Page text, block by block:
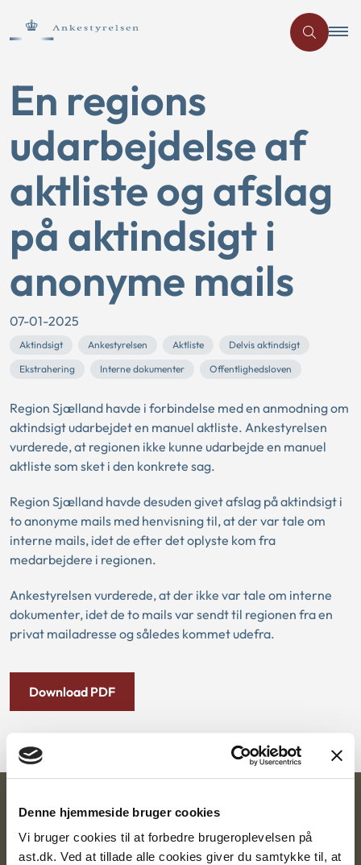
Denne hjemmeside bruger cookies
Vi bruger cookies til at forbedre brugeroplevelsen på
ast.dk. Ved at tillade alle cookies giver du samtykke til, at
En regions
udarbejdelse af
aktliste og afslag
på aktindsigt i
anonyme mails
07-01-2025
Aktindsigt Ankestyrelsen Aktliste
Delvis aktindsigt
Ekstrahering
Interne dokumenter Offentlighedsloven
Region Sjælland havde i forbindelse med en anmodning om
aktindsigt udarbejdet en manuel aktliste. Ankestyrelsen
vurderede, at regionen ikke kunne udarbejde en manuel
aktliste som sket i den konkrete sag.
Region Sjælland havde desuden givet afslag på aktindsigt i
to anonyme mails med henvisning til, at der var tale om
interne mails, idet de efter det oplyste kom fra
medarbejdere i regionen.
Ankestyrelsen vurderede, at der ikke var tale om interne
dokumenter, idet de to mails var sendt til regionen fra en
privat mailadresse og således kommet udefra.
Download PDF
Ankestyrelsen
Postadresse: